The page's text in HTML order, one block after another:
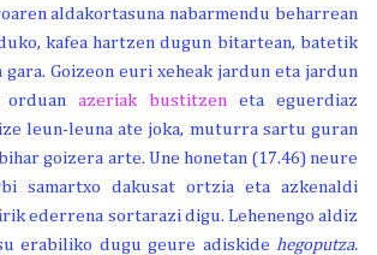
aldakortasuna nabarmendu beharrean
kafea hartzen dugun bitartean, batetik
Goizeon euri xeheak jardun eta jardun
orduan azeriak bustitzen eta eguerdiaz
leun-leuna ate joka, muturra sartu guran
goizera arte. Une honetan (17.46) neure
samartxo dakusat ortzia eta azkenaldi
ederrena sortarazi digu. Lehenengo aldiz
erabiliko dugu geure adiskide hegoputza.